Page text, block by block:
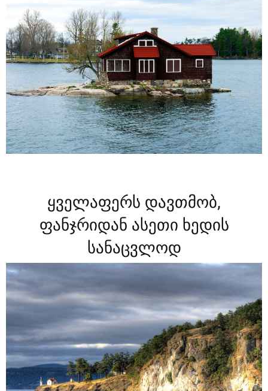
ყველაფერს დავთმობ,
ფანჯრიდან ასეთი ხედის
სანაცვლოდ